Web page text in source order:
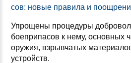
сов: но­вые пра­ви­ла и
Упрощены процедуры
боеприпасов к нему, основных
оружия, взрывчатых
устройств.